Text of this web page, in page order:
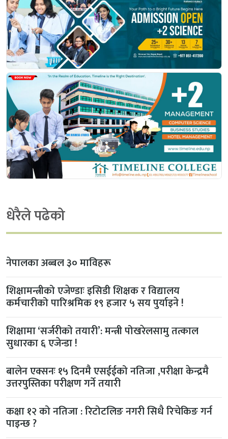
धेरैले पढेको
नेपालका अब्बल ३० माविहरू
शिक्षामन्त्रीको एजेण्डाः इसिडी शिक्षक र विद्यालय
कर्मचारीको पारिश्रमिक १९ हजार ५ सय पुर्याइने !
शिक्षामा ‘सर्जरीको तयारी’: मन्त्री पोखरेलसामु तत्काल
सुधारका ६ एजेन्डा !
बालेन एक्सनः १५ दिनमै एसईईको नतिजा ,परीक्षा केन्द्रमै
उत्तरपुस्तिका परीक्षण गर्ने तयारी
कक्षा १२ को नतिजा : रिटोटलिङ नगरी सिधै रिचेकिङ गर्न
पाइन्छ ?